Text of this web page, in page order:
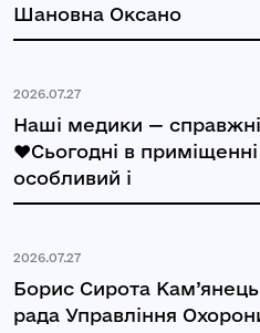
Шановна Оксано
2026.07.27
Наші медики —
❤️Сьогодні в приміщенні
особливий і
2026.07.27
Борис Сирота
рада Управління